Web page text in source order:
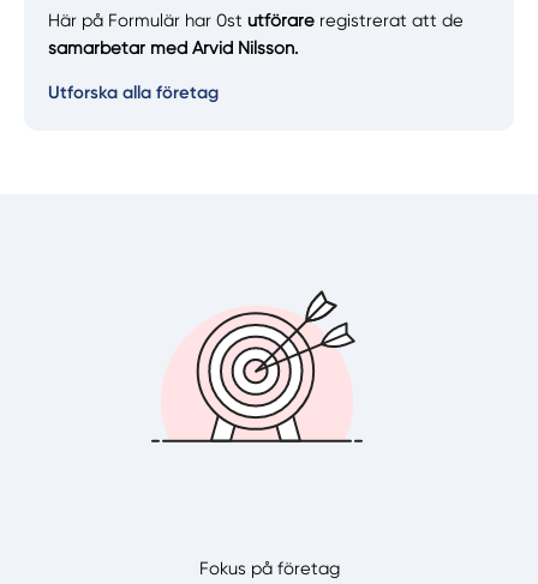
Här på Formulär har 0stutförare registrerat att de
samarbetar med Arvid Nilsson.
Utforska alla företag
Fokus på företag